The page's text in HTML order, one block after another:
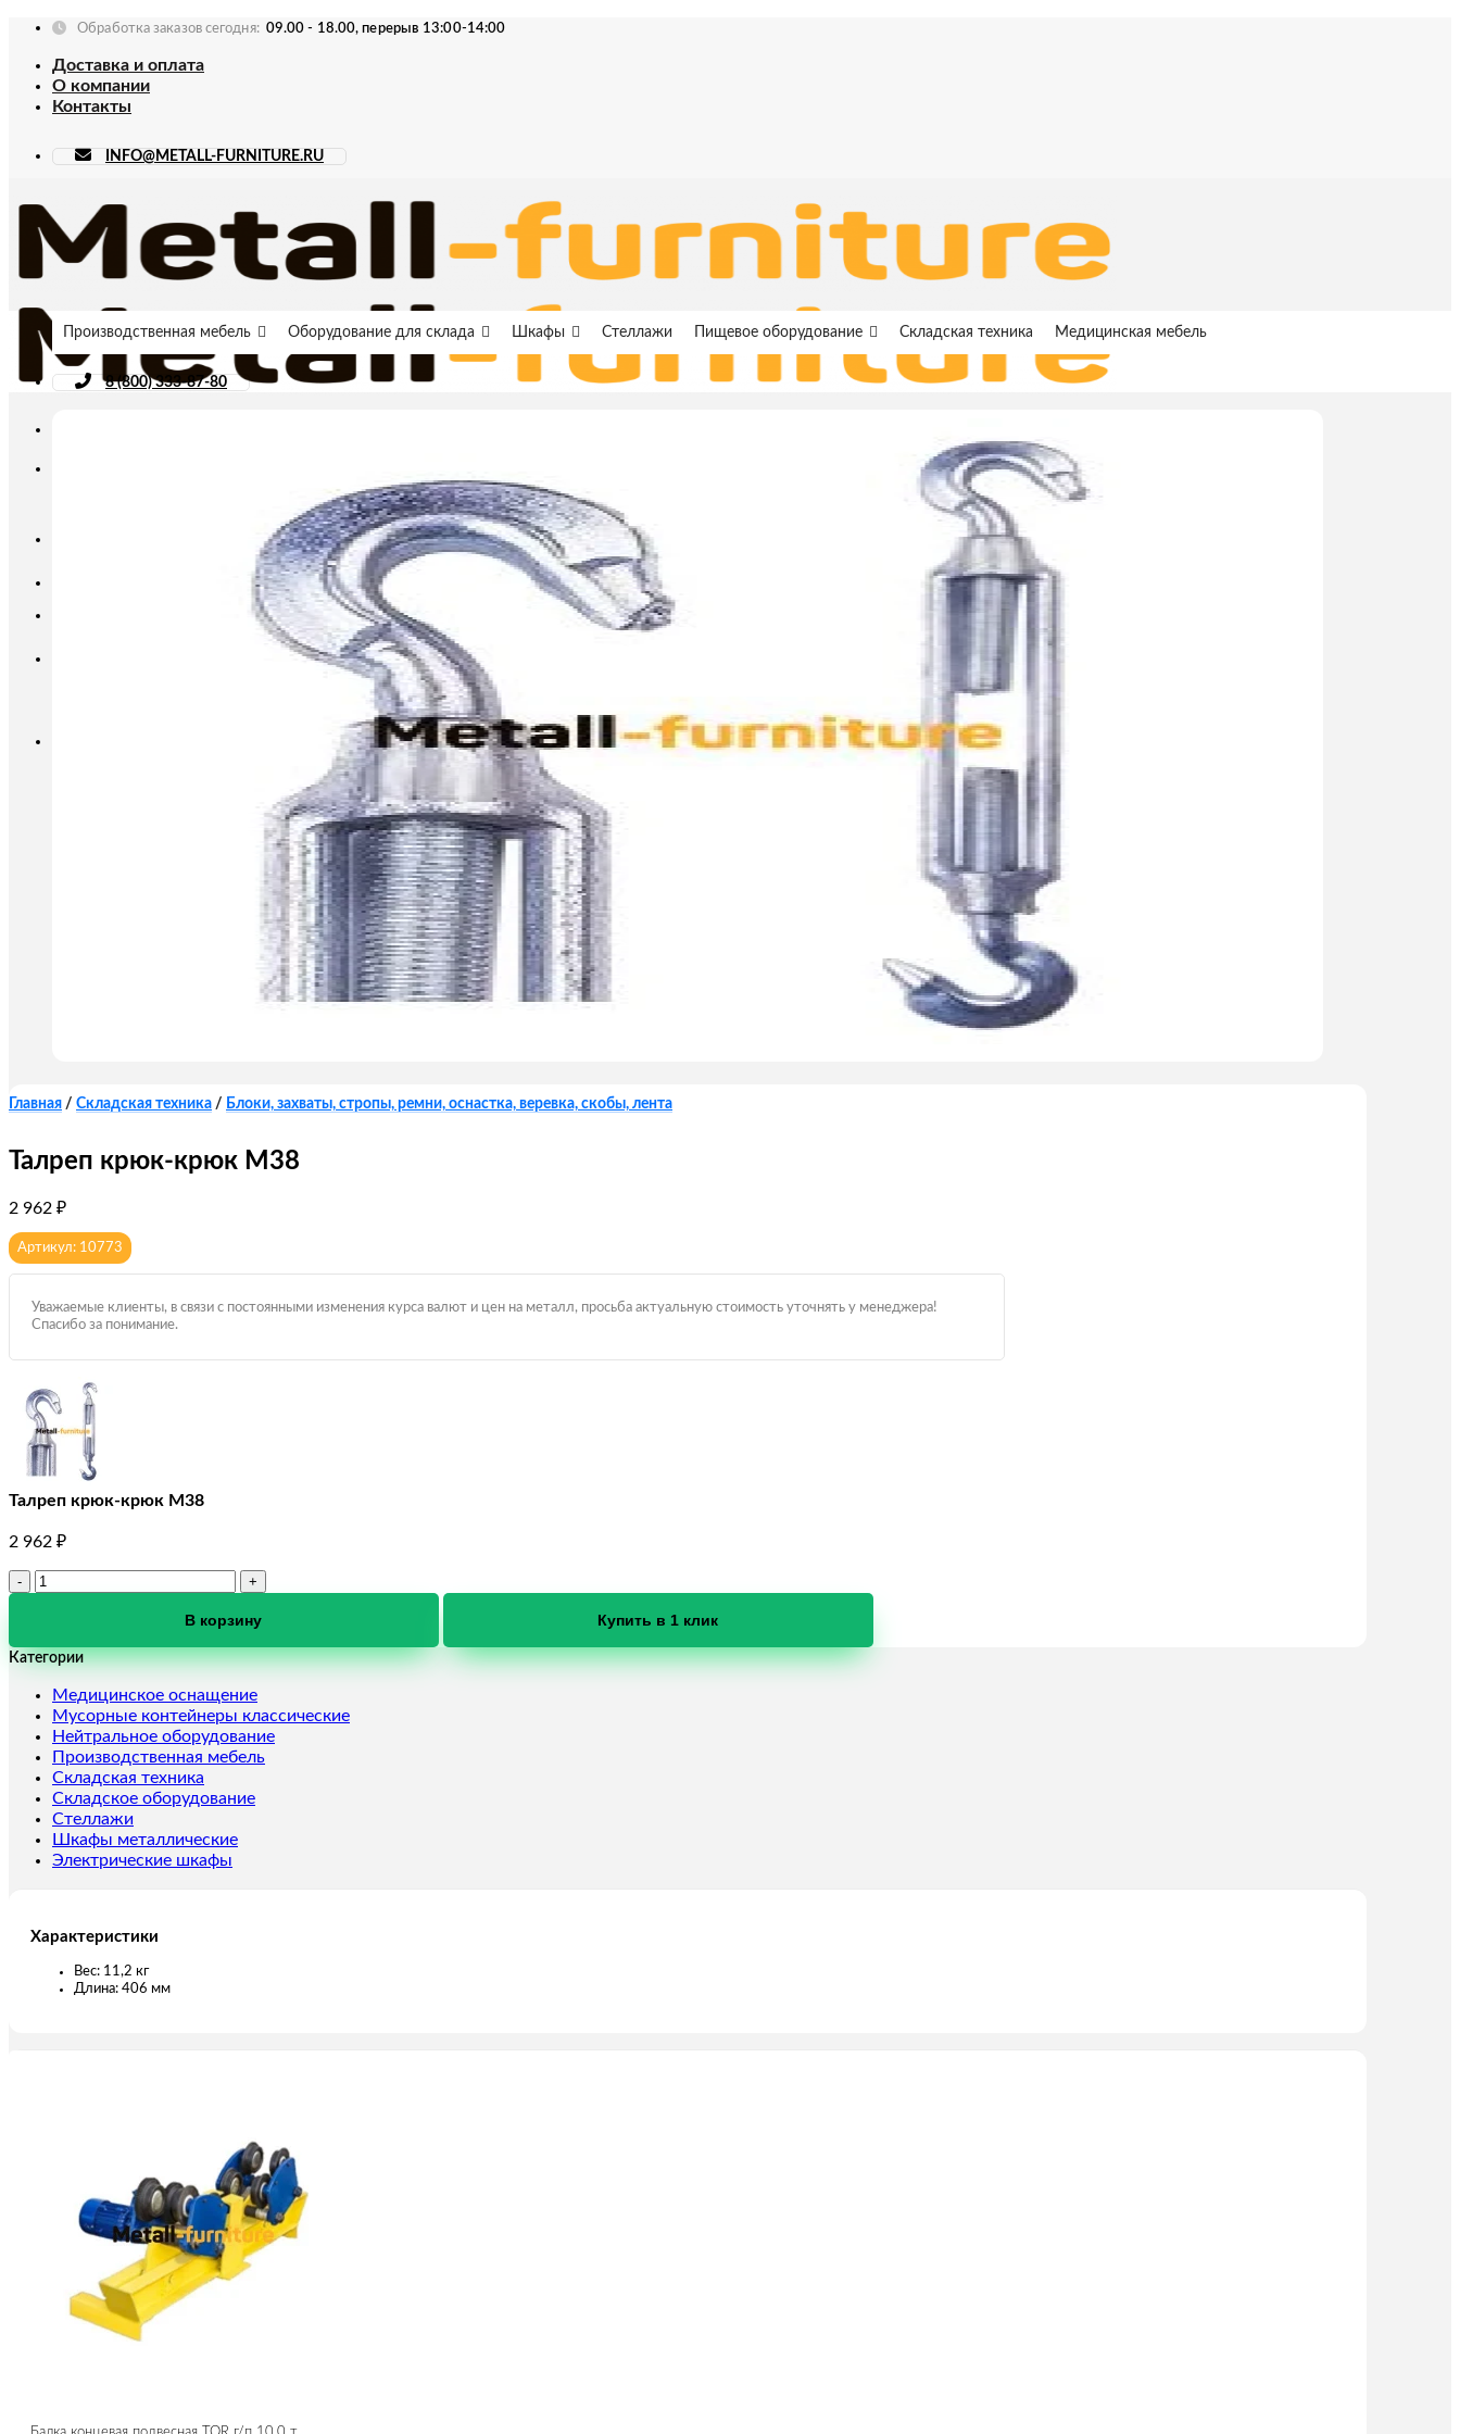
Skip
content
Обработка заказов сегодня: 09.00 - 18.00, перерыв 13:00-14:00
Доставка и оплата
О компании
Контакты
INFO@METALL-FURNITURE.RU
INFO@METALL-FURNITURE.RU
Производственная мебель Оборудование для склада Шкафы Стеллажи Пищевое оборудование Складская техника Медицинская мебель
8 (800) 333-87-80
Главная / Складская техника / Блоки, захваты, стропы, ремни, оснастка, веревка, скобы, лента
Талреп крюк-крюк М38
2 962 ₽
Артикул: 10773
Уважаемые клиенты, в связи с постоянными изменения курса валют и цен на металл, просьба актуальную стоимость уточнять у менеджера!
Спасибо за понимание.
Талреп крюк-крюк М38
2 962 ₽
Количество
крюк
В корзину Купить в 1 клик
Категории
Медицинское оснащение
Мусорные контейнеры классические
Нейтральное оборудование
Производственная мебель
Складская техника
Складское оборудование
Стеллажи
Шкафы металлические
Электрические шкафы
Характеристики
Вес: 11,2 кг
Длина: 406 мм